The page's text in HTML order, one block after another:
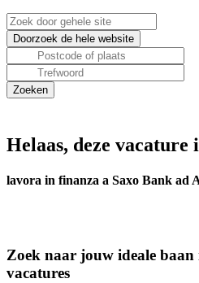
Helaas, deze vacature
lavora in finanza a Saxo Bank ad
Zoek naar jouw ideale baan
vacatures